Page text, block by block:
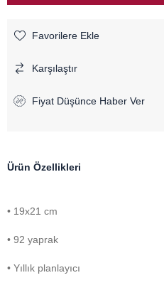
Favorilere Ekle
Karşılaştır
Fiyat Düşünce Haber Ver
Ürün Özellikleri
• 19x21 cm
• 92 yaprak
• Yıllık planlayıcı